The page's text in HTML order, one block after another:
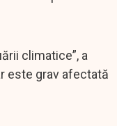
climatice”, a
este grav afectată